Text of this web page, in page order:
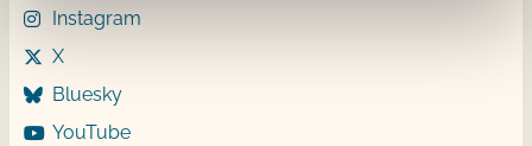
Instagram
X
Bluesky
YouTube